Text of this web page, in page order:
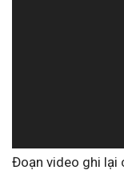
Đoạn video ghi lại